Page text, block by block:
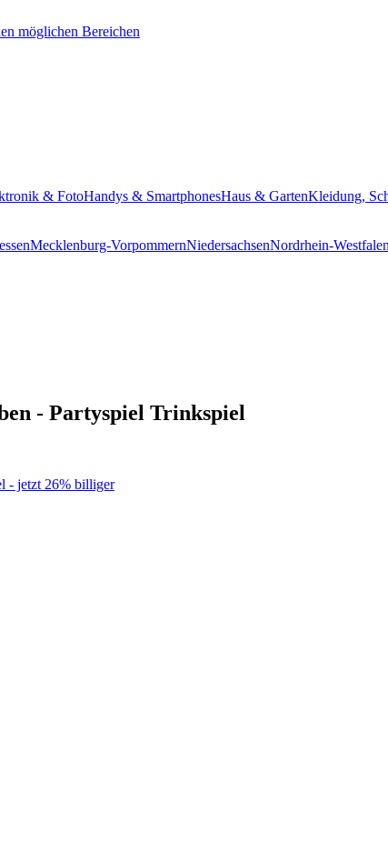
& FotoHandys & SmartphonesHaus & GartenKleidung,
Mecklenburg-VorpommernNiedersachsenNordrhein-Westfalen
- Partyspiel Trinkspiel